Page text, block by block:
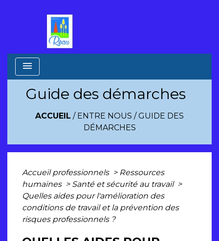
menu
Guide des démarches
ACCUEIL / ENTRE NOUS /GUIDE DES
DÉMARCHES
Accueil professionnels > Ressources
humaines > Santé et sécurité au travail >
Quelles aides pour l'amélioration des
conditions de travail et la prévention des
risques professionnels ?